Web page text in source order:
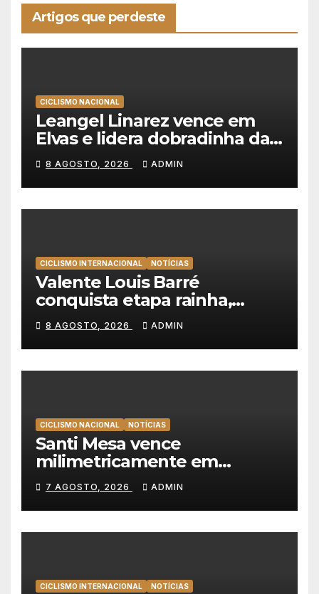
Artigos que perdeste
CICLISMO NACIONAL
Leangel Linarez vence em
Elvas e lidera dobradinha da
Tavfer-Ovos Matinados-
Mortágua
8 AGOSTO, 2026 ADMIN
CICLISMO INTERNACIONAL NOTÍCIAS
Valente Louis Barré
conquista etapa rainha,
Christian Scaroni é o novo
líder da Volta a Polónia
8 AGOSTO, 2026 ADMIN
CICLISMO NACIONAL NOTÍCIAS
Santi Mesa vence
milimetricamente em
Albufeira, Rui Oliveira
mantém a amarela da Volta a
Portugal
7 AGOSTO, 2026 ADMIN
CICLISMO INTERNACIONAL NOTÍCIAS